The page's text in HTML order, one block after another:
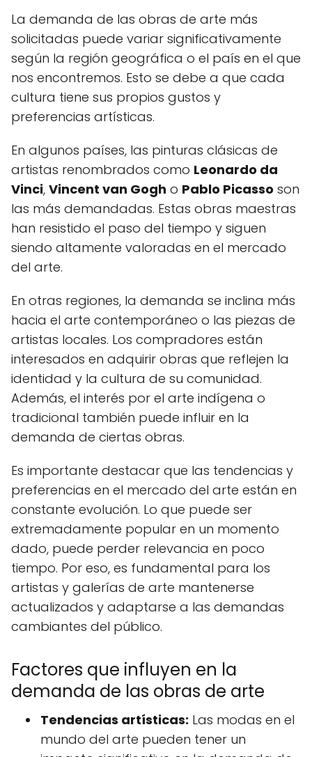
La demanda de las obras de arte más
solicitadas puede variar significativamente
según la región geográfica o el país en el que
nos encontremos. Esto se debe a que cada
cultura tiene sus propios gustos y
preferencias artísticas.
En algunos países, las pinturas clásicas de
artistas renombrados como Leonardo da
Vinci, Vincent van Gogh o Pablo Picasso son
las más demandadas. Estas obras maestras
han resistido el paso del tiempo y siguen
siendo altamente valoradas en el mercado
del arte.
En otras regiones, la demanda se inclina más
hacia el arte contemporáneo o las piezas de
artistas locales. Los compradores están
interesados en adquirir obras que reflejen la
identidad y la cultura de su comunidad.
Además, el interés por el arte indígena o
tradicional también puede influir en la
demanda de ciertas obras.
Es importante destacar que las tendencias y
preferencias en el mercado del arte están en
constante evolución. Lo que puede ser
extremadamente popular en un momento
dado, puede perder relevancia en poco
tiempo. Por eso, es fundamental para los
artistas y galerías de arte mantenerse
actualizados y adaptarse a las demandas
cambiantes del público.
Factores que influyen en la
demanda de las obras de arte
Tendencias artísticas: Las modas en el
mundo del arte pueden tener un